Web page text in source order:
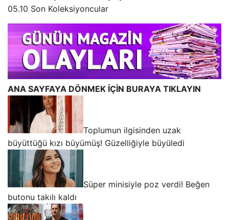
05.10 Son Koleksiyoncular
ANA SAYFAYA DÖNMEK İÇİN BURAYA TIKLAYIN
Toplumun ilgisinden uzak
büyüttüğü kızı büyümüş! Güzelliğiyle büyüledi
Süper minisiyle poz verdi! Beğen
butonu takılı kaldı